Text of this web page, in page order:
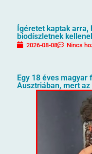
Ígéretet kaptak arra,
biodíszletnek
2026-08-08 Nincs
Egy 18 éves
Ausztriában, mert